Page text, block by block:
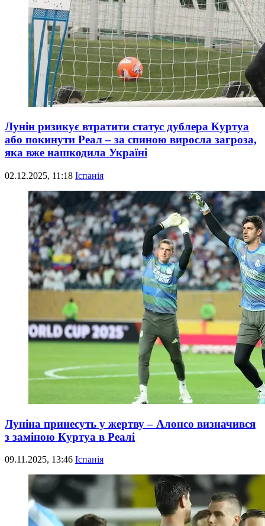
Лунін ризикує втратити статус дублера Куртуа
або покинути Реал – за спиною виросла загроза,
яка вже нашкодила Україні
02.12.2025, 11:18 Іспанія
Луніна принесуть у жертву – Алонсо визначився
з заміною Куртуа в Реалі
09.11.2025, 13:46 Іспанія